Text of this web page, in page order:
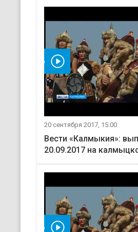
видео
20 сентября 2017, 15:00
Вести «Калмыкия»:
20.09.2017 на
видео